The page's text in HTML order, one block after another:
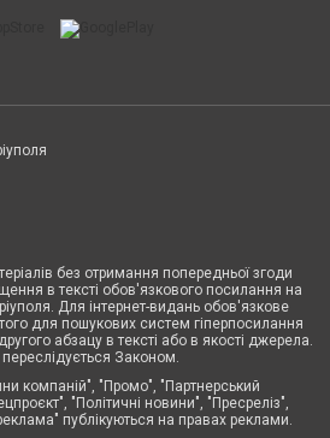
без отримання попередньої згоди
в тексті обов'язкового посилання на
Для інтернет-видань обов'язкове
для пошукових систем гіперпосилання
абзацу в тексті або в якості джерела.
Законом.
компаній", "Промо", "Партнерський
"Політичні новини", "Пресреліз",
публікуються на правах реклами.